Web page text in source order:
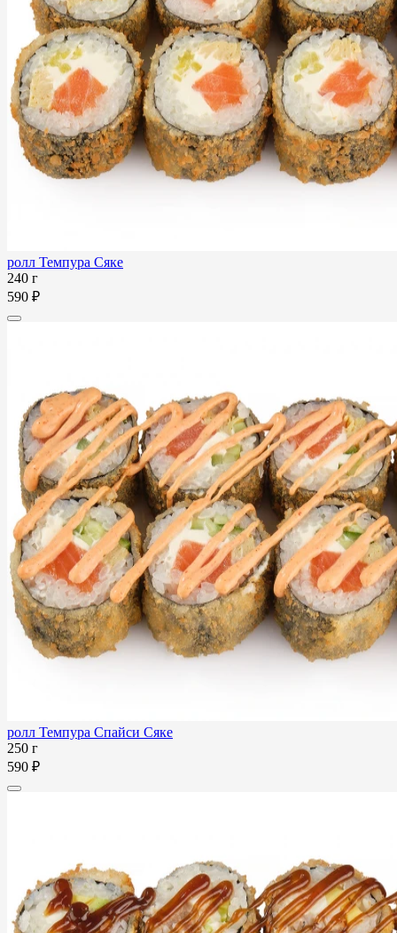
ролл Темпура Сяке
240 г
590 ₽
ролл Темпура Спайси Сяке
250 г
590 ₽